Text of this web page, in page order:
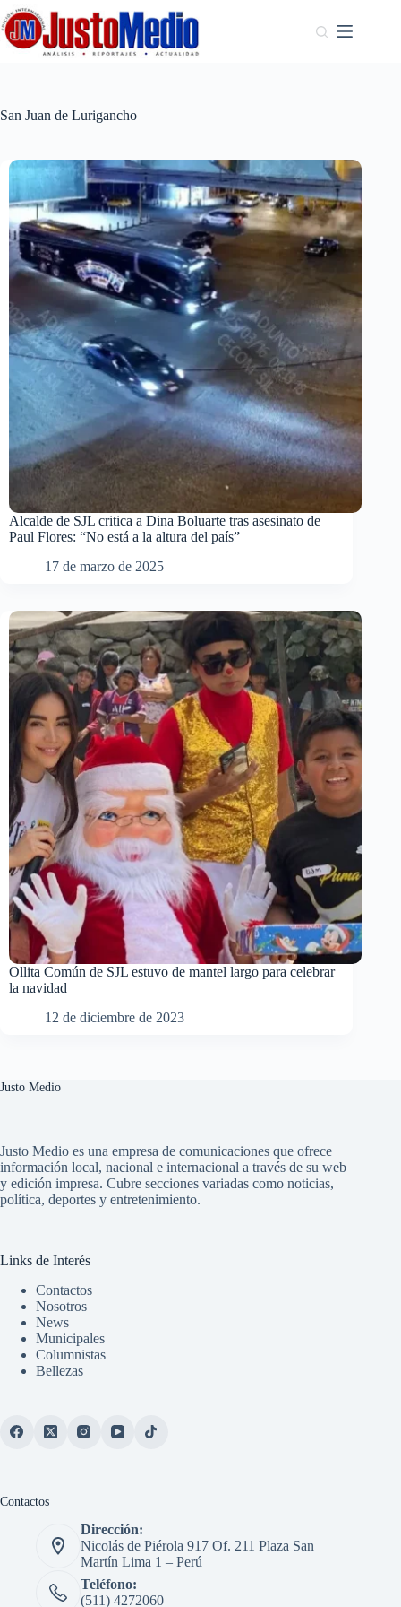
Saltar
al
contenido
San Juan de Lurigancho
Alcalde de SJL critica a Dina Boluarte tras asesinato de
Paul Flores: “No está a la altura del país”
17 de marzo de 2025
Ollita Común de SJL estuvo de mantel largo para celebrar
la navidad
12 de diciembre de 2023
Justo Medio
Justo Medio es una empresa de comunicaciones que ofrece
información local, nacional e internacional a través de su web
y edición impresa. Cubre secciones variadas como noticias,
política, deportes y entretenimiento.
Links de Interés
Contactos
Nosotros
News
Municipales
Columnistas
Bellezas
Contactos
Dirección:
Nicolás de Piérola 917 Of. 211 Plaza San
Martín Lima 1 – Perú
Teléfono:
(511) 4272060